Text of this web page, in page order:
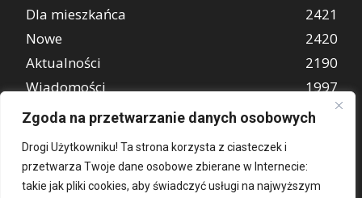
Zgoda na przetwarzanie danych osobowych
Drogi Użytkowniku! Ta strona korzysta z ciasteczek i
przetwarza Twoje dane osobowe zbierane w Internecie:
takie jak pliki cookies, aby świadczyć usługi na najwyższym
Dla mieszkańca
2421
Nowe
2420
Aktualności
2190
Wiadomości
1997
REKLAMA
849